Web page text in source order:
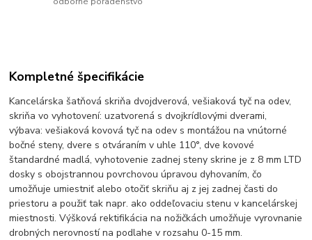
Kompletné špecifikácie
Kancelárska šatňová skriňa dvojdverová, vešiaková tyč na odev,
skriňa vo vyhotovení: uzatvorená s dvojkrídlovými dverami,
výbava: vešiaková kovová tyč na odev s montážou na vnútorné
bočné steny, dvere s otváraním v uhle 110°, dve kovové
štandardné madlá, vyhotovenie zadnej steny skrine je z 8 mm LTD
dosky s obojstrannou povrchovou úpravou dyhovaním, čo
umožňuje umiestniť alebo otočiť skriňu aj z jej zadnej časti do
priestoru a použiť tak napr. ako oddeľovaciu stenu v kancelárskej
miestnosti. Výšková rektifikácia na nožičkách umožňuje vyrovnanie
drobných nerovností na podlahe v rozsahu 0-15 mm.